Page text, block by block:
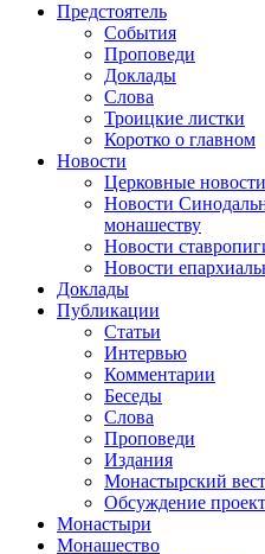
Предстоятель
События
Проповеди
Доклады
Слова
Троицкие листки
Коротко о главном
Новости
Церковные новости
Новости
монашеству
Новости
Новости
Доклады
Публикации
Статьи
Интервью
Комментарии
Беседы
Слова
Проповеди
Издания
Монастырский
Обсуждение
Монастыри
Монашество